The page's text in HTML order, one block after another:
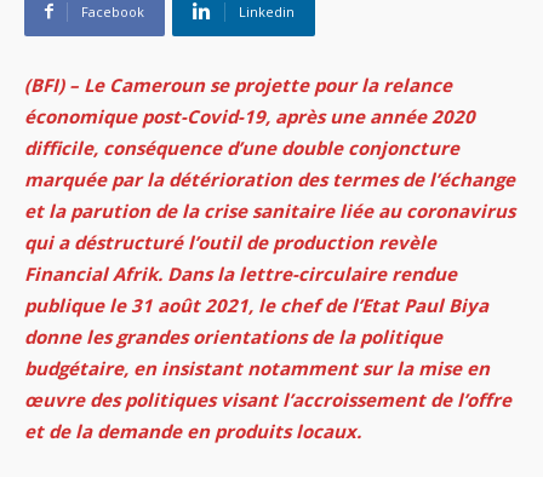
Facebook Linkedin
(BFI) – Le Cameroun se projette pour la relance
économique post-Covid-19, après une année 2020
difficile, conséquence d’une double conjoncture
marquée par la détérioration des termes de l’échange
et la parution de la crise sanitaire liée au coronavirus
qui a déstructuré l’outil de production revèle
Financial Afrik. Dans la lettre-circulaire rendue
publique le 31 août 2021, le chef de l’Etat Paul Biya
donne les grandes orientations de la politique
budgétaire, en insistant notamment sur la mise en
œuvre des politiques visant l’accroissement de l’offre
et de la demande en produits locaux.